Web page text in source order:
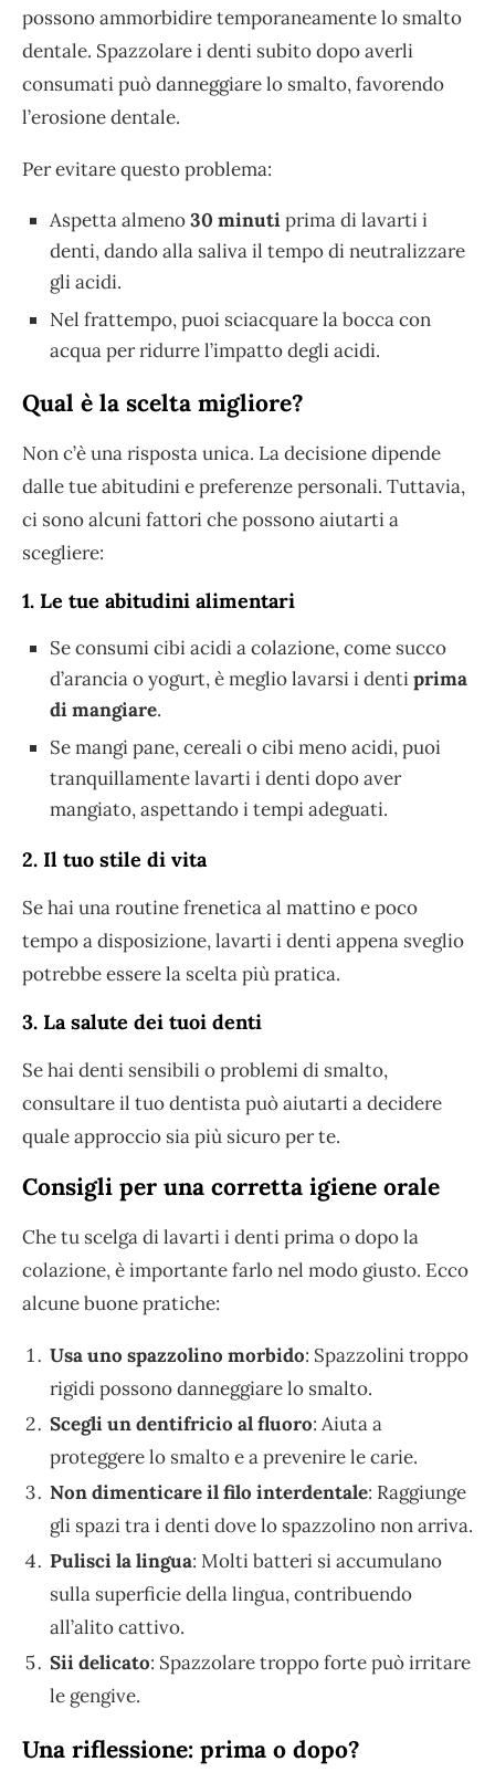
possono ammorbidire temporaneamente lo smalto
dentale. Spazzolare i denti subito dopo averli
consumati può danneggiare lo smalto, favorendo
l’erosione dentale.
Per evitare questo problema:
Aspetta almeno30 minutiprima di lavarti i
denti, dando alla saliva il tempo di neutralizzare
gli acidi.
Nel frattempo, puoi sciacquare la bocca con
acqua per ridurre l’impatto degli acidi.
Qual è la scelta migliore?
Non c’è una risposta unica. La decisione dipende
dalle tue abitudini e preferenze personali. Tuttavia,
ci sono alcuni fattori che possono aiutarti a
scegliere:
1. Le tue abitudini alimentari
Se consumi cibi acidi a colazione, come succo
d’arancia o yogurt, è meglio lavarsi i dentiprima
di mangiare.
Se mangi pane, cereali o cibi meno acidi, puoi
tranquillamente lavarti i denti dopo aver
mangiato, aspettando i tempi adeguati.
2. Il tuo stile di vita
Se hai una routine frenetica al mattino e poco
tempo a disposizione, lavarti i denti appena sveglio
potrebbe essere la scelta più pratica.
3. La salute dei tuoi denti
Se hai denti sensibili o problemi di smalto,
consultare il tuo dentista può aiutarti a decidere
quale approccio sia più sicuro per te.
Consigli per una corretta igiene orale
Che tu scelga di lavarti i denti prima o dopo la
colazione, è importante farlo nel modo giusto. Ecco
alcune buone pratiche:
Usa uno spazzolino morbido: Spazzolini troppo
rigidi possono danneggiare lo smalto.
Scegli un dentifricio al fluoro: Aiuta a
proteggere lo smalto e a prevenire le carie.
Non dimenticare il filo interdentale: Raggiunge
gli spazi tra i denti dove lo spazzolino non arriva.
Pulisci la lingua: Molti batteri si accumulano
sulla superficie della lingua, contribuendo
all’alito cattivo.
Sii delicato: Spazzolare troppo forte può irritare
le gengive.
Una riflessione: prima o dopo?